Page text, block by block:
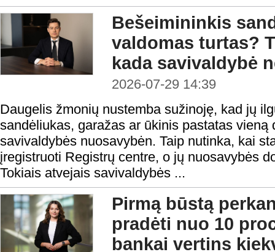
Bešeimininkis
valdomas turtas?
kada savivaldybė
2026-07-29 14:39
Daugelis žmonių nustemba sužinoję, kad jų
sandėliukas, garažas ar ūkinis pastatas vieną
savivaldybės nuosavybėn. Taip nutinka, kai
įregistruoti Registrų centre, o jų nuosavybės
Tokiais atvejais savivaldybės ...
Pirmą būstą
pradėti nuo 10
bankai vertins